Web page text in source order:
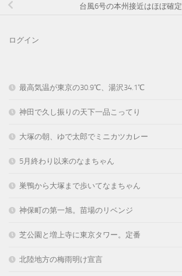
台風6号の本州接近はほぼ確定
ログイン
最高気温が東京の30.9℃、湯沢34.1℃
神田で久し振りの天下一品こってり
大塚の朝、ゆで太郎でミニカツカレー
5月終わり以来のなまちゃん
巣鴨から大塚まで歩いてなまちゃん
神保町の第一旭。苗場のリベンジ
芝公園と増上寺に東京タワー。定番
北陸地方の梅雨明け宣言